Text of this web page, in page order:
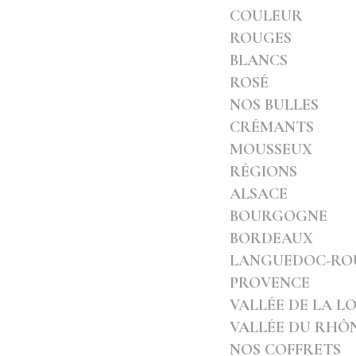
COULEUR
ROUGES
BLANCS
ROSÉ
NOS BULLES
CRÉMANTS
MOUSSEUX
RÉGIONS
ALSACE
BOURGOGNE
BORDEAUX
LANGUEDOC-
PROVENCE
VALLÉE DE LA
VALLÉE DU
NOS COFFRETS